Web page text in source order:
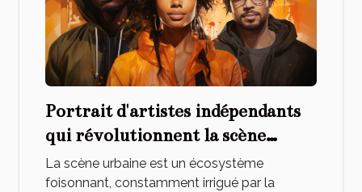
Portrait d'artistes indépendants
qui révolutionnent la scène
urbaine
La scène urbaine est un écosystème
foisonnant, constamment irrigué par la